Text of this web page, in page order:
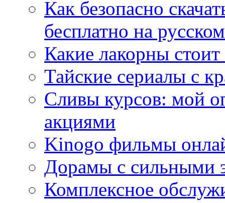
Как безопасно
бесплатно на
Какие лакорны
Тайские сериалы с
Сливы курсов: мой
акциями
Kinogo фильмы
Дорамы с сильными
Комплексное